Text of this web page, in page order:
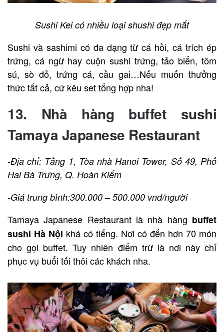
Sushi Kei có nhiều loại shushi đẹp mắt
Sushi và sashimi có đa dạng từ cá hồi, cá trích ép
trứng, cá ngừ hay cuộn sushi trứng, tảo biển, tôm
sú, sò đỏ, trứng cá, cầu gai…Nếu muốn thưởng
thức tất cả, cứ kêu set tổng hợp nha!
13. Nhà hàng buffet sushi
Tamaya Japanese Restaurant
-Địa chỉ: Tầng 1, Tòa nhà Hanoi Tower, Số 49, Phố
Hai Bà Trưng, Q. Hoàn Kiếm
-Giá trung bình:300.000 – 500.000 vnđ/người
Tamaya Japanese Restaurant là nhà hàng buffet
sushi Hà Nội khá có tiếng. Nơi có đến hơn 70 món
cho gọi buffet. Tuy nhiên điểm trừ là nơi này chỉ
phục vụ buổi tối thôi các khách nha.